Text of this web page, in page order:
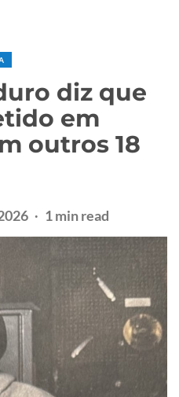
diz que
em
outros 18
1 min read